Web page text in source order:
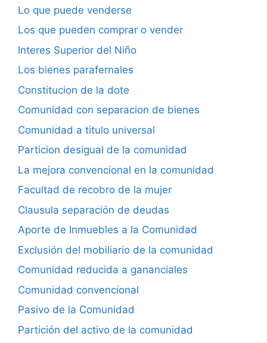
Lo que puede venderse
Los que pueden comprar o vender
Interes Superior del Niño
Los bienes parafernales
Constitucion de la dote
Comunidad con separacion de bienes
Comunidad a titulo universal
Particion desigual de la comunidad
La mejora convencional en la comunidad
Facultad de recobro de la mujer
Clausula separación de deudas
Aporte de Inmuebles a la Comunidad
Exclusión del mobiliario de la comunidad
Comunidad reducida a gananciales
Comunidad convencional
Pasivo de la Comunidad
Partición del activo de la comunidad